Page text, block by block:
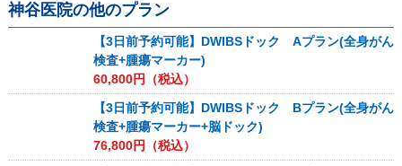
神谷医院の他のプラン
【3日前予約可能】DWIBSドック Aプラン(全身がん
検査+腫瘍マーカー)
60,800円（税込）
【3日前予約可能】DWIBSドック Bプラン(全身がん
検査+腫瘍マーカー+脳ドック)
76,800円（税込）